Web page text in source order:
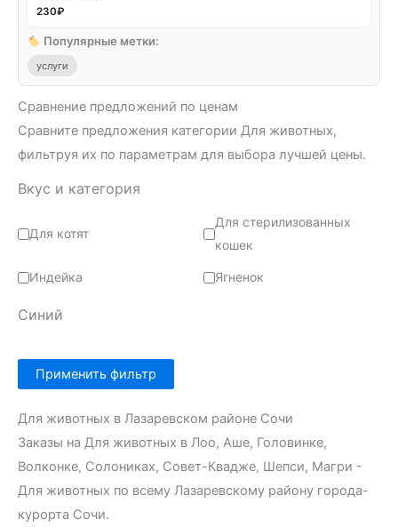
230₽
Популярные метки:
услуги
Сравнение предложений по ценам
Сравните предложения категории Для животных,
фильтруя их по параметрам для выбора лучшей цены.
Вкус и категория
Для котят
Для стерилизованных
кошек
Индейка Ягненок
Синий
Применить фильтр
Для животных в Лазаревском районе Сочи
Заказы на Для животных в Лоо, Аше, Головинке,
Волконке, Солониках, Совет-Квадже, Шепси, Магри -
Для животных по всему Лазаревскому району города-
курорта Сочи.